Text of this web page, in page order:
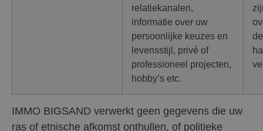
relatiekanalen,
informatie over uw
persoonlijke keuzes en
levensstijl, privé of
professioneel projecten,
hobby’s etc.
IMMO BIGSAND verwerkt geen gegevens die uw
ras of etnische afkomst onthullen, of politieke